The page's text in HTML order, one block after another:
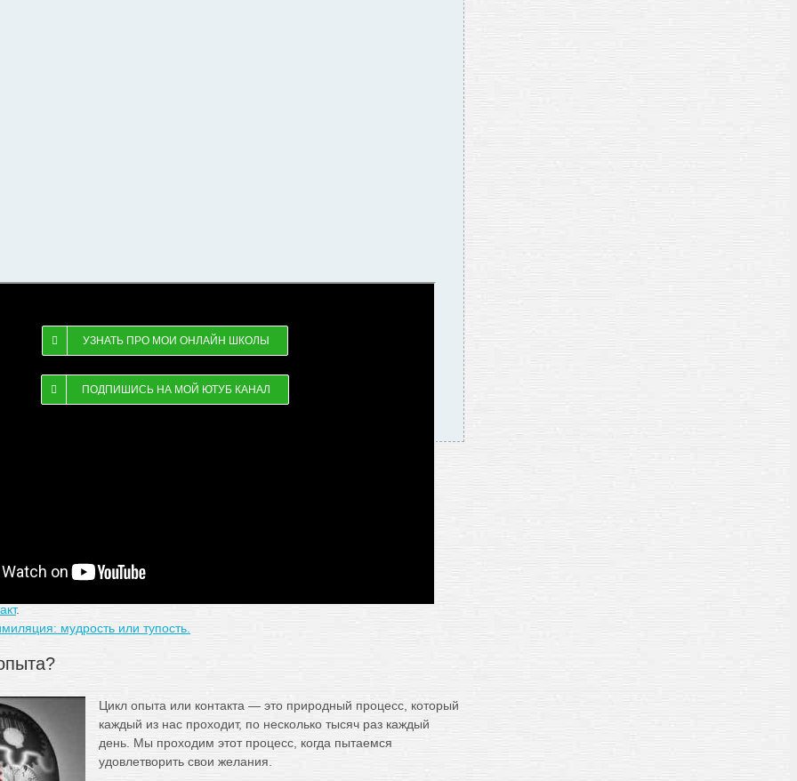
УЗНАТЬ ПРО МОИ ОНЛАЙН ШКОЛЫ
ПОДПИШИСЬ НА МОЙ ЮТУБ КАНАЛ
и осознавание.
.
мудрость или тупость.
Цикл опыта или контакта — это природный процесс, который
каждый из нас проходит, по несколько тысяч раз каждый
день. Мы проходим этот процесс, когда пытаемся
удовлетворить свои желания.